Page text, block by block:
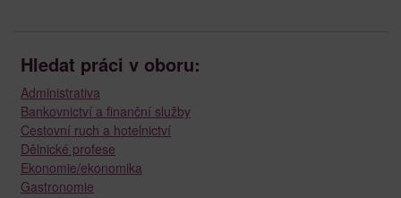
Hledat práci v oboru:
Administrativa
Bankovnictví a finanční služby
Cestovní ruch a hotelnictví
Dělnické profese
Ekonomie/ekonomika
Gastronomie